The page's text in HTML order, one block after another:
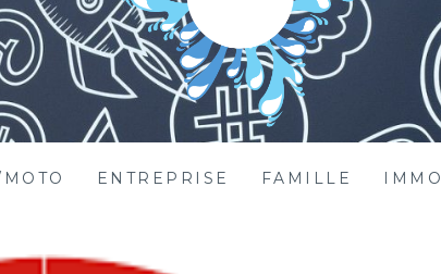
ENTREPRISE FAMILLE IMMO